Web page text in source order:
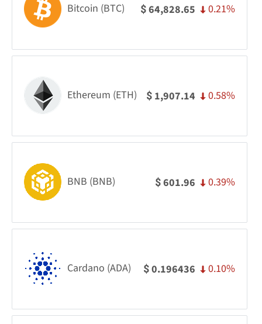
Bitcoin (BTC) $64,828.65 0.21%
Ethereum (ETH) $ 1,907.14 0.58%
BNB (BNB) $601.96 0.39%
Cardano (ADA) $0.196436 0.10%